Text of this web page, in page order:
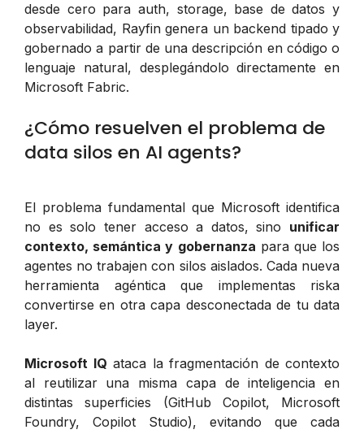
desde cero para auth, storage, base de datos y
observabilidad, Rayfin genera un backend tipado y
gobernado a partir de una descripción en código o
lenguaje natural, desplegándolo directamente en
Microsoft Fabric.
¿Cómo resuelven el problema de
data silos en AI agents?
El problema fundamental que Microsoft identifica
no es solo tener acceso a datos, sino unificar
contexto, semántica y gobernanza para que los
agentes no trabajen con silos aislados. Cada nueva
herramienta agéntica que implementas riska
convertirse en otra capa desconectada de tu data
layer.
Microsoft IQ ataca la fragmentación de contexto
al reutilizar una misma capa de inteligencia en
distintas superficies (GitHub Copilot, Microsoft
Foundry, Copilot Studio), evitando que cada